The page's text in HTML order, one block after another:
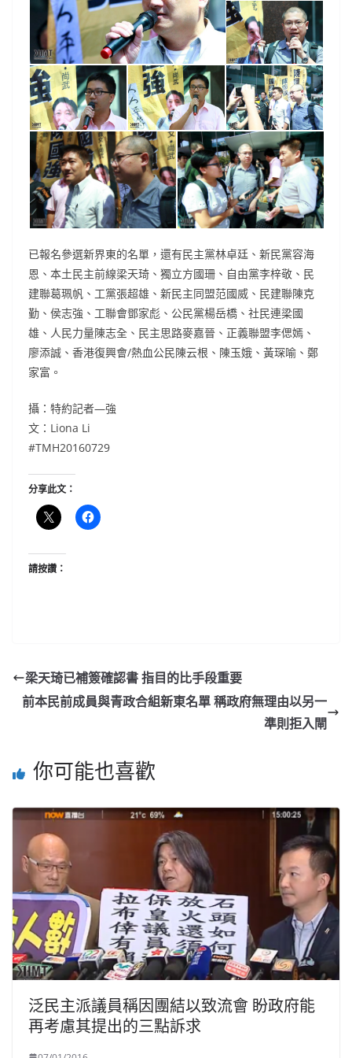
已報名參選新界東的名單，還有民主黨林卓廷、新民黨容海
恩、本土民主前線梁天琦、獨立方國珊、自由黨李梓敬、民
建聯葛珮帆、工黨張超雄、新民主同盟范國威、民建聯陳克
勤、侯志強、工聯會鄧家彪、公民黨楊岳橋、社民連梁國
雄、人民力量陳志全、民主思路麥嘉晉、正義聯盟李偲嫣、
廖添誠、香港復興會/熱血公民陳云根、陳玉娥、黃琛喻、鄭
家富。
攝：特約記者—強
文：Liona Li
#TMH20160729
分享此文：
請按讚：
梁天琦已補簽確認書 指目的比手段重要
前本民前成員與青政合組新東名單 稱政府無理由以另一
準則拒入閘
你可能也喜歡
泛民主派議員稱因團結以致流會 盼政府能
再考慮其提出的三點訴求